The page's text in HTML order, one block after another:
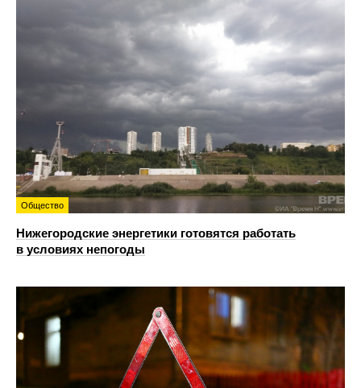
Общество
Нижегородские энергетики готовятся работать
в условиях непогоды